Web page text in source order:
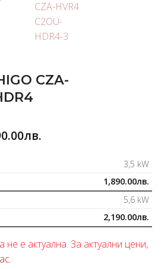
CZA-
лв.
3,5 kW
1,890.00лв.
5,6 kW
2,190.00лв.
е актуална. За актуални цени,
.